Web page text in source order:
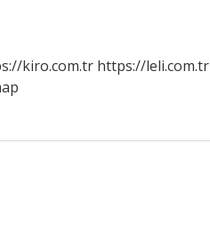
kiro.com.tr https://leli.com.tr